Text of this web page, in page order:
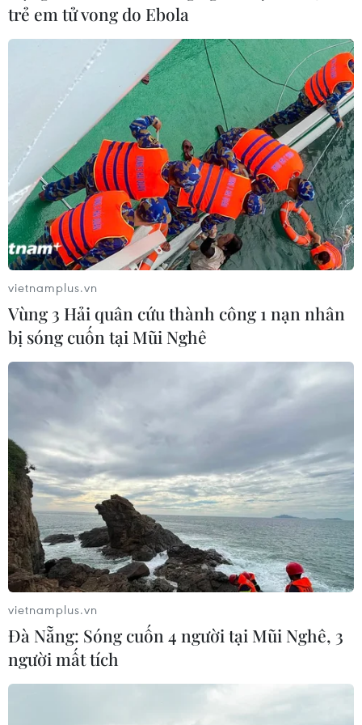
trẻ em tử vong do Ebola
vietnamplus.vn
Vùng 3 Hải quân cứu thành công 1 nạn nhân
bị sóng cuốn tại Mũi Nghê
vietnamplus.vn
Đà Nẵng: Sóng cuốn 4 người tại Mũi Nghê, 3
người mất tích